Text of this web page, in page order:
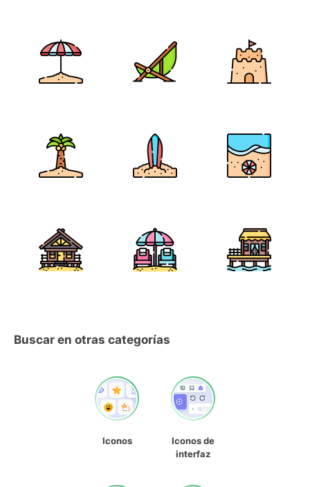
Buscar en otras categorías
Iconos
Iconos de
interfaz